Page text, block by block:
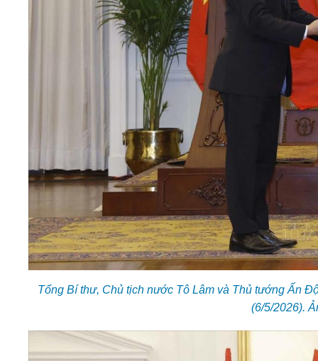
Tổng Bí thư, Chủ tịch nước Tô Lâm và Thủ tướng Ấn
(6/5/2026).